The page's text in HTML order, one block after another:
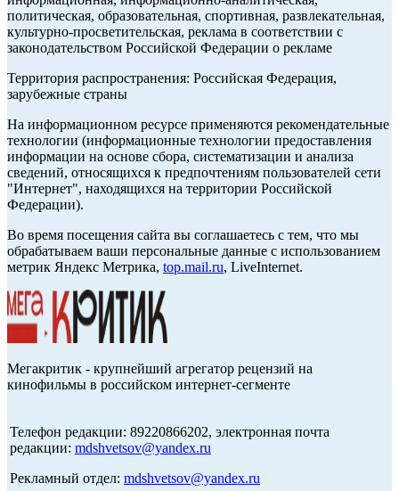
политическая, образовательная, спортивная, развлекательная,
культурно-просветительская, реклама в соответствии с
законодательством Российской Федерации о рекламе
Территория распространения: Российская Федерация,
зарубежные страны
На информационном ресурсе применяются рекомендательные
технологии (информационные технологии предоставления
информации на основе сбора, систематизации и анализа
сведений, относящихся к предпочтениям пользователей сети
"Интернет", находящихся на территории Российской
Федерации).
Во время посещения сайта вы соглашаетесь с тем, что мы
обрабатываем ваши персональные данные с использованием
метрик Яндекс Метрика, top.mail.ru, LiveInternet.
Мегакритик - крупнейший агрегатор рецензий на
кинофильмы в российском интернет-сегменте
Телефон редакции: 89220866202, электронная почта
редакции: mdshvetsov@yandex.ru
Рекламный отдел: mdshvetsov@yandex.ru